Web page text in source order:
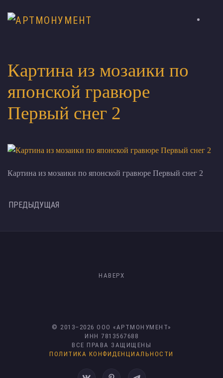
Картина из мозаики по
японской гравюре
Первый снег 2
Картина из мозаики по японской гравюре Первый снег 2
ПРЕДЫДУЩАЯ
НАВЕРХ
© 2013– 2026 ООО «АРТМОНУМЕНТ»
ИНН 7813567688
ВСЕ ПРАВА ЗАЩИЩЕНЫ
ПОЛИТИКА КОНФИДЕНЦИАЛЬНОСТИ